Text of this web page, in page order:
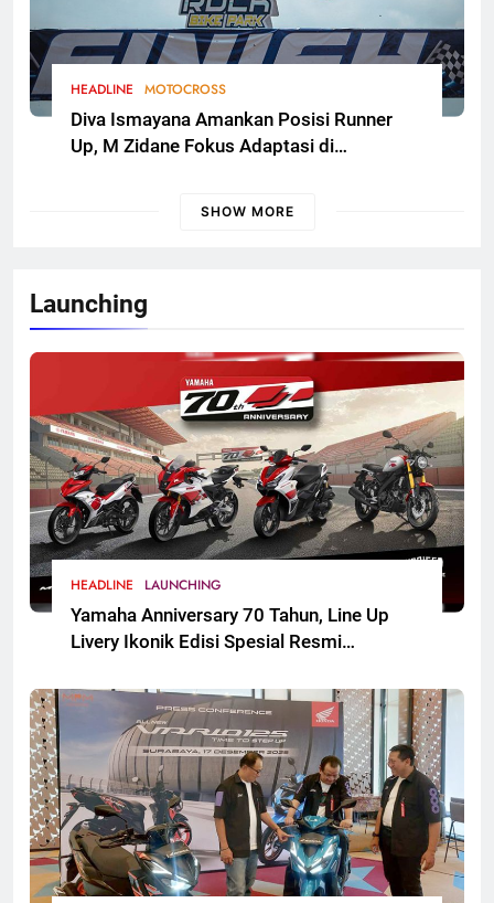
HEADLINE MOTOCROSS
Diva Ismayana Amankan Posisi Runner
Up, M Zidane Fokus Adaptasi di
SHOW MORE
Launching
HEADLINE LAUNCHING
Yamaha Anniversary 70 Tahun, Line Up
Livery Ikonik Edisi Spesial Resmi